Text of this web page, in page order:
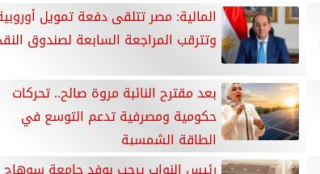
المالية: مصر تتلقى دفعة تمويل
وتترقب المراجعة السابعة لصندوق
بعد مقترح النائبة مروة صالح.. تحركات
حكومية ومصرفية تدعم التوسع في
الطاقة الشمسية